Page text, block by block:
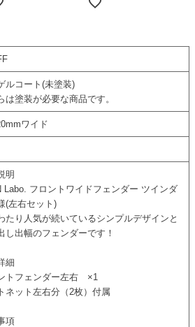
ルコート(未塗装)
は塗装が必要な商品です。
ワイド
明
Labo. フロントワイドフェンダー ツインダ
(左右セット)
たり人気が続いているシンプルデザインと
し出幅のフェンダーです！
細
トフェンダー左右 ×1
ネット左右分（2枚）付属
項